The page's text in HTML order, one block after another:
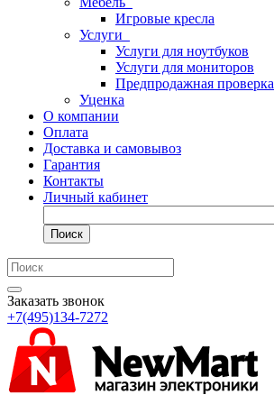
Игровые кресла
Услуги
Услуги для ноутбуков
Услуги для мониторов
Предпродажная проверка
Уценка
О компании
Оплата
Доставка и самовывоз
Гарантия
Контакты
Личный кабинет
Поиск
Заказать звонок
+7(495)134-7272